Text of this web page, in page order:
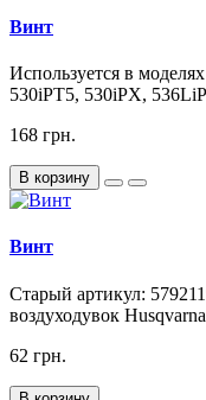
Винт
Используется в
530iPT5, 530iPX,
168 грн.
В корзину
Винт
Старый артикул:
воздуходувок
62 грн.